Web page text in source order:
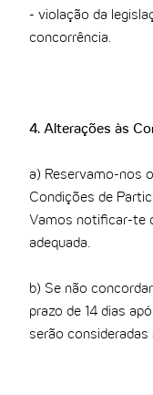
- violação da
concorrência.
4. Alterações às
a) Reservamo-nos
Condições de
Vamos notificar-te
adequada.
b) Se não
prazo de 14 dias
serão consideradas